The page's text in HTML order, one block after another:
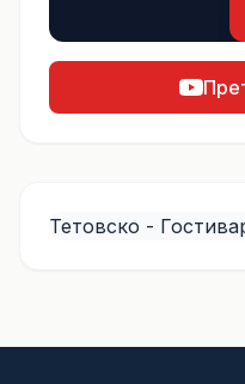
Тетовско -